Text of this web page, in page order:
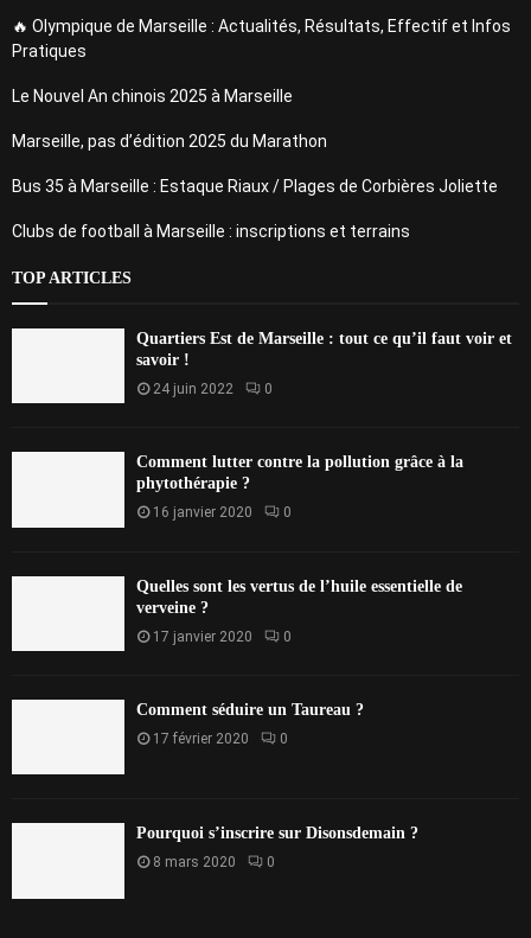
🔥 Olympique de Marseille : Actualités, Résultats, Effectif et Infos
Pratiques
Le Nouvel An chinois 2025 à Marseille
Marseille, pas d’édition 2025 du Marathon
Bus 35 à Marseille : Estaque Riaux / Plages de Corbières Joliette
Clubs de football à Marseille : inscriptions et terrains
TOP ARTICLES
Quartiers Est de Marseille : tout ce qu’il faut voir et
savoir !
24 juin 2022 0
Comment lutter contre la pollution grâce à la
phytothérapie ?
16 janvier 2020 0
Quelles sont les vertus de l’huile essentielle de
verveine ?
17 janvier 2020 0
Comment séduire un Taureau ?
17 février 2020 0
Pourquoi s’inscrire sur Disonsdemain ?
8 mars 2020 0